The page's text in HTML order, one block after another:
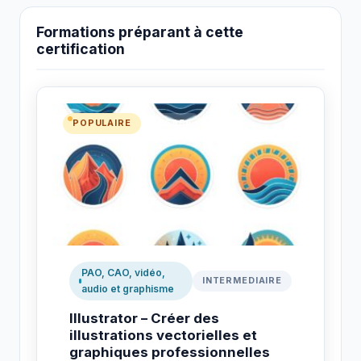
Formations préparant à cette
certification
POPULAIRE RS6956
PAO, CAO, vidéo,
audio et graphisme
INTERMEDIAIRE
Illustrator – Créer des
illustrations vectorielles et
graphiques professionnelles